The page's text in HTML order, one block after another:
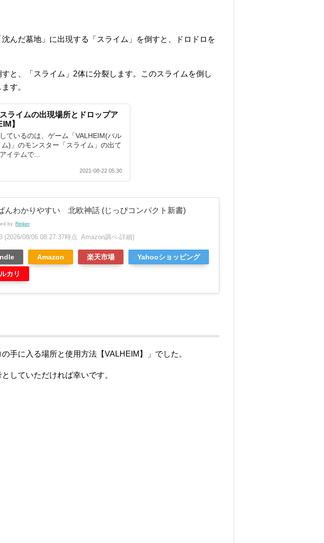
んだ墓地」に出現する「スライム」を倒すと、ドロドロを
と、「スライム」2体に分裂します。このスライムを倒し
す。
ライムの出現場所とドロップア
】
ているのは、ゲーム「VALHEIM(バル
)」のモンスター「スライム」の出て
イテムで...
2021-08-22 05:30
んわかりやすい 北欧神話 (じっぴコンパクト新書)
by Rinker
(2026/08/06 08:27:37時点 Amazon調べ-詳細)
Amazon 楽天市場 Yahooショッピング
カリ
手に入る場所と使用方法【VALHEIM】」でした。
していただければ幸いです。